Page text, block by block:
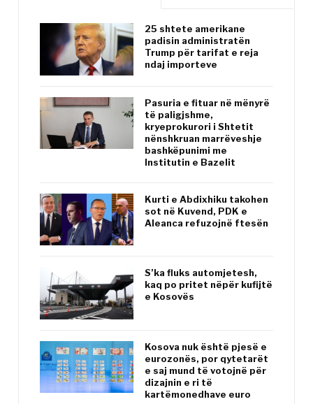
25 shtete amerikane
padisin administratën
Trump për tarifat e reja
ndaj importeve
Pasuria e fituar në mënyrë
të paligjshme,
kryeprokurori i Shtetit
nënshkruan marrëveshje
bashkëpunimi me
Institutin e Bazelit
Kurti e Abdixhiku takohen
sot në Kuvend, PDK e
Aleanca refuzojnë ftesën
S’ka fluks automjetesh,
kaq po pritet nëpër kufijtë
e Kosovës
Kosova nuk është pjesë e
eurozonës, por qytetarët
e saj mund të votojnë për
dizajnin e ri të
kartëmonedhave euro